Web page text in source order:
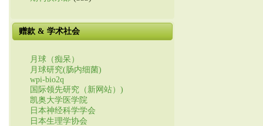
赠款 & 学术社会
月球（痴呆）
月球研究(肠内细菌)
wpi-bio2q
国际领先研究（新网站）)
凯奥大学医学院
日本神经科学学会
日本生理学协会